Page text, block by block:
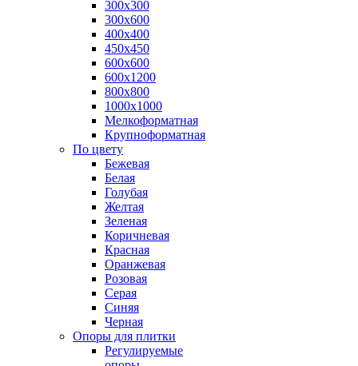
300х300
300х600
400х400
450х450
600х600
600х1200
800х800
1000х1000
Мелкоформатная
Крупноформатная
По цвету
Бежевая
Белая
Голубая
Желтая
Зеленая
Коричневая
Красная
Оранжевая
Розовая
Серая
Синяя
Черная
Опоры для плитки
Регулируемые